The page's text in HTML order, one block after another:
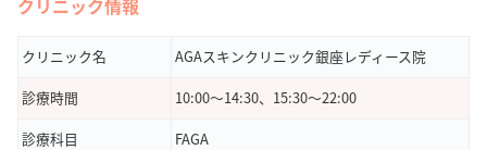
クリニック情報
クリニック名
AGAスキンクリニック銀座レディース院
診療時間
10:00～14:30、15:30～22:00
診療科目
FAGA